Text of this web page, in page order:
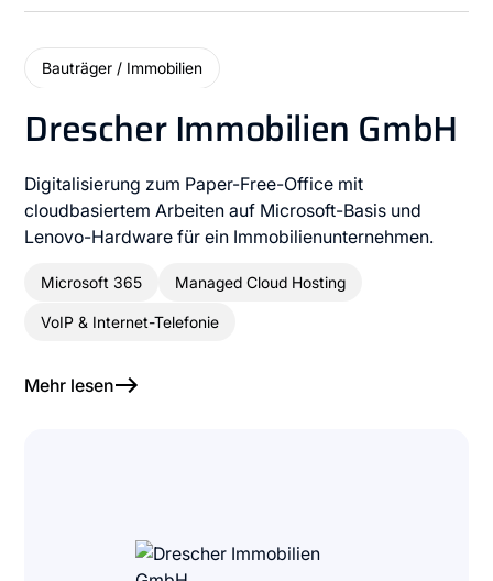
Bauträger / Immobilien
Drescher Immobilien GmbH
Digitalisierung zum Paper-Free-Office mit
cloudbasiertem Arbeiten auf Microsoft-Basis und
Lenovo-Hardware für ein Immobilienunternehmen.
Microsoft 365 Managed Cloud Hosting
VoIP & Internet-Telefonie
Mehr lesen